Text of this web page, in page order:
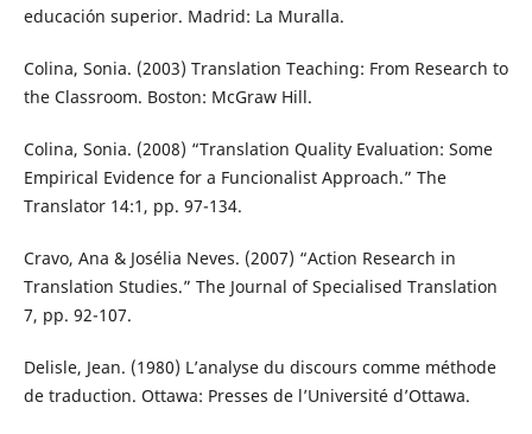
educación superior. Madrid: La Muralla.
Colina, Sonia. (2003) Translation Teaching: From Research to
the Classroom. Boston: McGraw Hill.
Colina, Sonia. (2008) “Translation Quality Evaluation: Some
Empirical Evidence for a Funcionalist Approach.” The
Translator 14:1, pp. 97-134.
Cravo, Ana & Josélia Neves. (2007) “Action Research in
Translation Studies.” The Journal of Specialised Translation
7, pp. 92-107.
Delisle, Jean. (1980) L’analyse du discours comme méthode
de traduction. Ottawa: Presses de l’Université d’Ottawa.